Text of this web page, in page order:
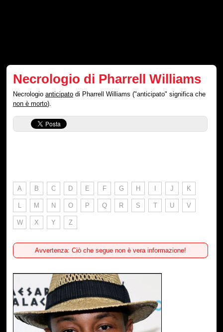
Necrologio di Pharrell Williams
Necrologioanticipato di Pharrell Williams ("anticipato" significa che
non è morto).
A B C D E F G H I J K
L M N O P Q R S T U V
W X Y Z
Avvertenza: Ciò che segue non è vera informazione!